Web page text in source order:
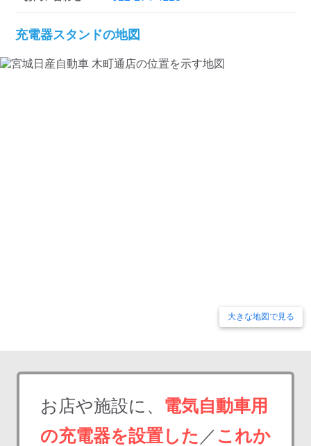
充電器スタンドの地図
大きな地図で見る
お店や施設に、 電気自動車用
の充電器を設置した ／ これか